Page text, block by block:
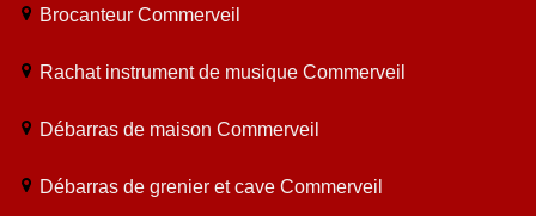
Brocanteur Commerveil
Rachat instrument de musique Commerveil
Débarras de maison Commerveil
Débarras de grenier et cave Commerveil